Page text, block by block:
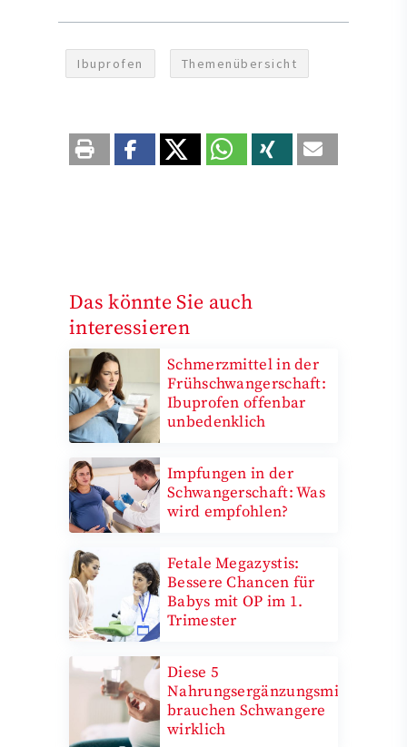
Ibuprofen Themenübersicht
Das könnte Sie auch
interessieren
Schmerzmittel in der
Frühschwangerschaft:
Ibuprofen offenbar
unbedenklich
Impfungen in der
Schwangerschaft: Was
wird empfohlen?
Fetale Megazystis:
Bessere Chancen für
Babys mit OP im 1.
Trimester
Diese 5
Nahrungsergänzungsmittel
brauchen Schwangere
wirklich